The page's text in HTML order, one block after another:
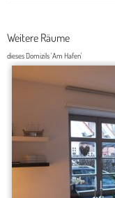
Weitere Räume
dieses Domizils 'Am Hafen'